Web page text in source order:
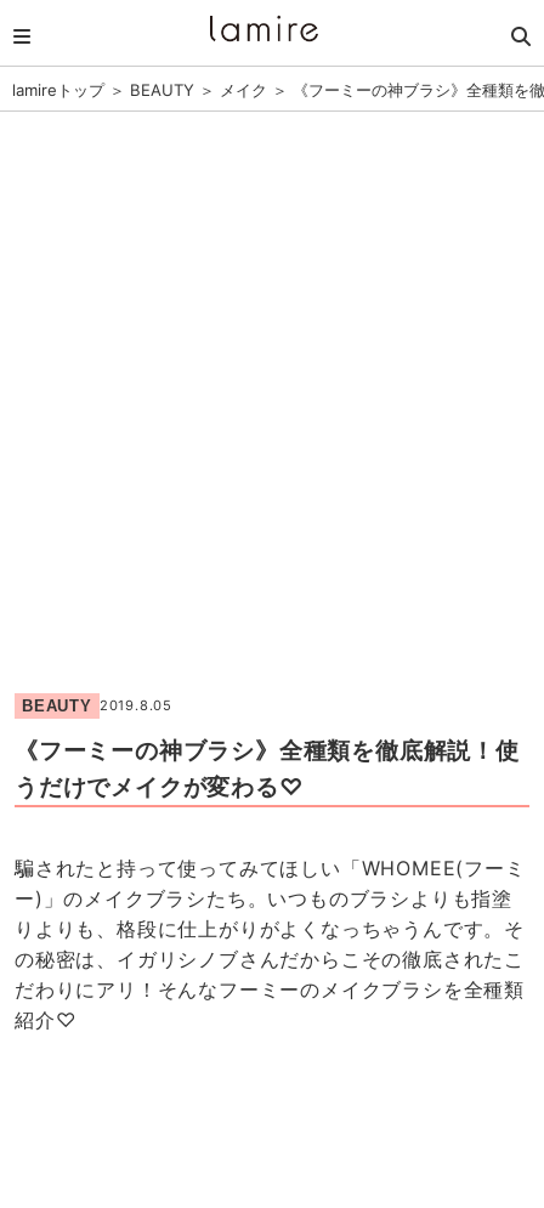
lamireトップ＞ BEAUTY ＞ メイク ＞ 《フーミーの神ブラシ》全種類
BEAUTY 2019.8.05
《フーミーの神ブラシ》全種類を徹底解説！使
うだけでメイクが変わる♡
騙されたと持って使ってみてほしい「WHOMEE(フーミ
ー)」のメイクブラシたち。いつものブラシよりも指塗
りよりも、格段に仕上がりがよくなっちゃうんです。そ
の秘密は、イガリシノブさんだからこその徹底されたこ
だわりにアリ！そんなフーミーのメイクブラシを全種類
紹介♡